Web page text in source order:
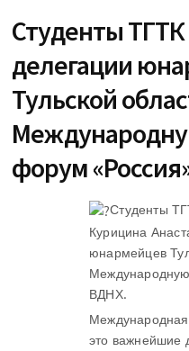
Студенты ТГТК
делегации
Тульской
форум
Студенты
Курицина
юнармейцев
ВДНХ.
Международная
это важнейшие